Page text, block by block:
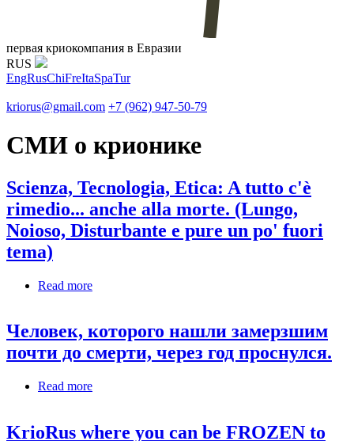
первая криокомпания в Евразии
RUS
EngRusChiFreItaSpaTur
kriorus@gmail.com +7 (962) 947-50-79
СМИ о крионике
Scienza, Tecnologia, Etica: A tutto c'è
rimedio... anche alla morte. (Lungo,
Noioso, Disturbante e pure un po' fuori
tema)
Read more
Человек, которого нашли замерзшим
почти до смерти, через год проснулся.
Read more
KrioRus where you can be FROZEN to